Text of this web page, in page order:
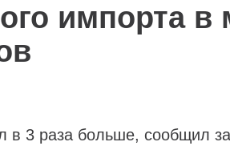
импорта в
в 3 раза больше, сообщил